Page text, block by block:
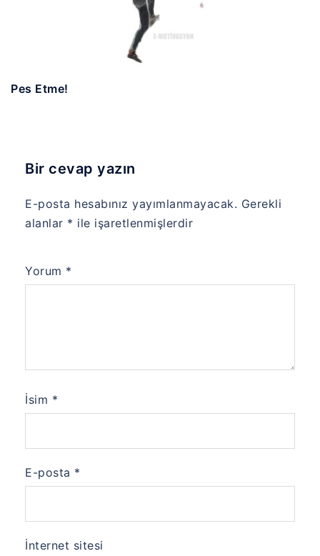
Pes Etme!
Bir cevap yazın
E-posta hesabınız yayımlanmayacak. Gerekli
alanlar * ile işaretlenmişlerdir
Yorum *
İsim *
E-posta *
İnternet sitesi